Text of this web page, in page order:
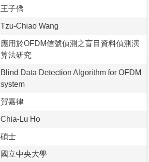
王子僑
Tzu-Chiao Wang
應用於OFDM信號偵測之盲目資料偵測演
算法研究
Blind Data Detection Algorithm for OFDM
system
賀嘉律
Chia-Lu Ho
碩士
國立中央大學